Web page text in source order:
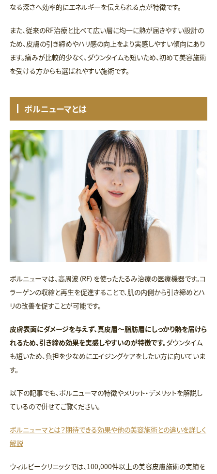
なる深さへ効率的にエネルギーを伝えられる点が特徴です。
また、従来のRF治療と比べて広い層に均一に熱が届きやすい設計の
ため、皮膚の引き締めやハリ感の向上をより実感しやすい傾向にあり
ます。痛みが比較的少なく、ダウンタイムも短いため、初めて美容施術
を受ける方からも選ばれやすい施術です。
ボルニューマとは
ボルニューマは、高周波（RF）を使ったたるみ治療の医療機器です。コ
ラーゲンの収縮と再生を促進することで、肌の内側から引き締めとハ
リの改善を促すことが可能です。
皮膚表面にダメージを与えず、真皮層〜脂肪層にしっかり熱を届けら
れるため、引き締め効果を実感しやすいのが特徴です。ダウンタイム
も短いため、負担を少なめにエイジングケアをしたい方に向いていま
す。
以下の記事でも、ボルニューマの特徴やメリット・デメリットを解説し
ているので併せてご覧ください。
ボルニューマとは？期待できる効果や他の美容施術との違いを詳しく
解説
ウィルビークリニックでは、100,000件以上の美容皮膚施術の実績を